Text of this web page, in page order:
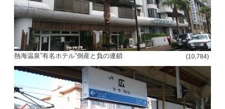
熱海温泉”有名ホテル”倒産と負の連鎖 (10,784)